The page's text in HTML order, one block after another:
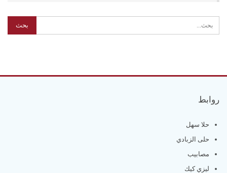
روابط
حلا سهل
حلى الزبادي
مصابيب
ليزي كيك